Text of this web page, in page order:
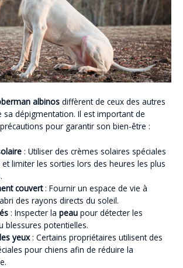
albinos diffèrent de ceux des autres
sa dépigmentation. Il est important de
pour garantir son bien-être :
: Utiliser des crèmes solaires spéciales
et limiter les sorties lors des heures les plus
couvert: Fournir un espace de vie à
des rayons directs du soleil.
: Inspecter lapeau pour détecter les
blessures potentielles.
yeux: Certains propriétaires utilisent des
pour chiens afin de réduire la